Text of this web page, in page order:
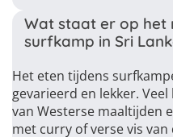
Wat staat er op het
surfkamp in Sri
Het eten tijdens
gevarieerd en lekker.
van Westerse maaltijden
met curry of verse vis